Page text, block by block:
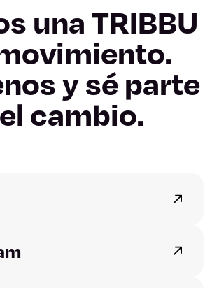
Girona
Lleida
Valencia
una TRIBBU
y sé parte
cambio.